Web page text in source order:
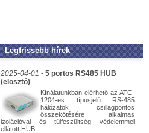
Legfrissebb hírek
2025-04-01 - 5 portos RS485 HUB
(elosztó)
Kínálatunkban elérhető az ATC-
1204-es típusjelű RS-485
hálózatok csillagpontos
összekötésére alkalmas
izolációval és túlfeszültség védelemmel
ellátott HUB